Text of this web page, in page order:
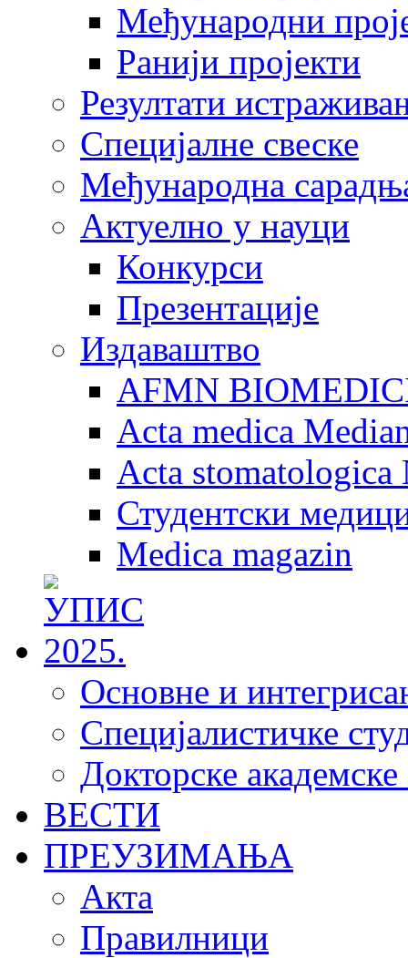
Међународни
Ранији пројекти
Резултати
Специјалне свеске
Међународна
Актуелно у науци
Конкурси
Презентације
Издаваштво
AFMN
Acta medica
Acta stomatologica
Студентски
Medica magazin
Основне и
Специјалистичке
Докторске академске
ВЕСТИ
ПРЕУЗИМАЊА
Акта
Правилници